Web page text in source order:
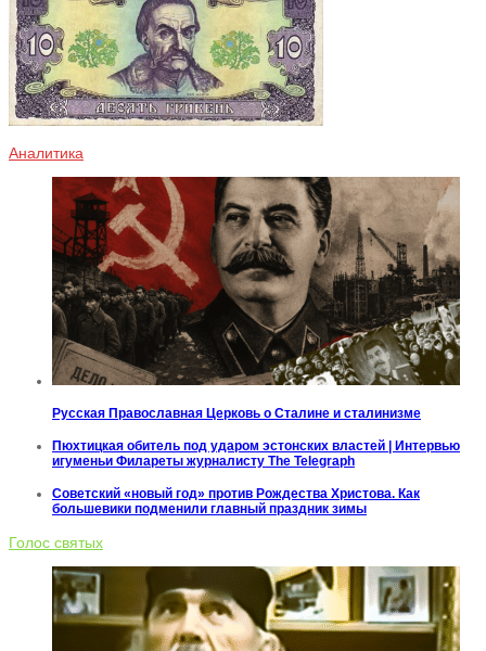
Аналитика
Русская Православная Церковь о Сталине и сталинизме
Пюхтицкая обитель под ударом эстонских властей | Интервью
игуменьи Филареты журналисту The Telegraph
Советский «новый год» против Рождества Христова. Как
большевики подменили главный праздник зимы
Голос святых